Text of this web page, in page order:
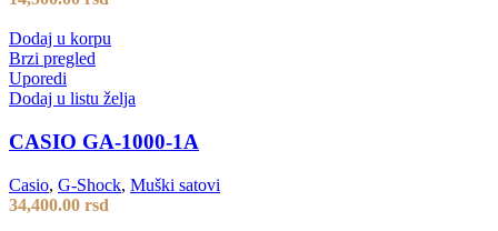
Dodaj u korpu
Brzi pregled
Uporedi
Dodaj u listu želja
CASIO GA-1000-1A
Casio, G-Shock, Muški satovi
34,400.00 rsd